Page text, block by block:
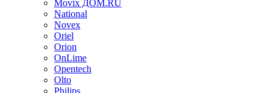
Movix ДОМ.RU
National
Novex
Oriel
Orion
OnLime
Opentech
Olto
Philips